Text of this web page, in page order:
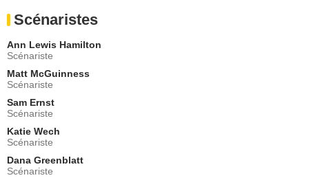
- 1 Episode :5
Maggie
- 1 Episode :
Tom Barnett
Dr Cole
- 1 Episode :
Paul Hopkins (I)
Andrew
- 1 Episode :
Colin Fox
Le Père Brendan
Scénaristes
Ann Lewis Hamilton
Scénariste
Matt McGuinness
Scénariste
Sam Ernst
Scénariste
Katie Wech
Scénariste
Dana Greenblatt
Scénariste